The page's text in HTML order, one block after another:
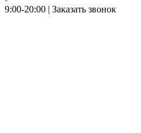
9:00-20:00 | Заказать звонок